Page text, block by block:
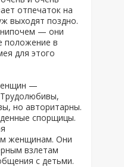
отпечаток на
выходят поздно.
нипочем — они
положение в
для этого
—
но авторитарны.
спорщицы.
женщинам. Они
взлетам
с детьми.